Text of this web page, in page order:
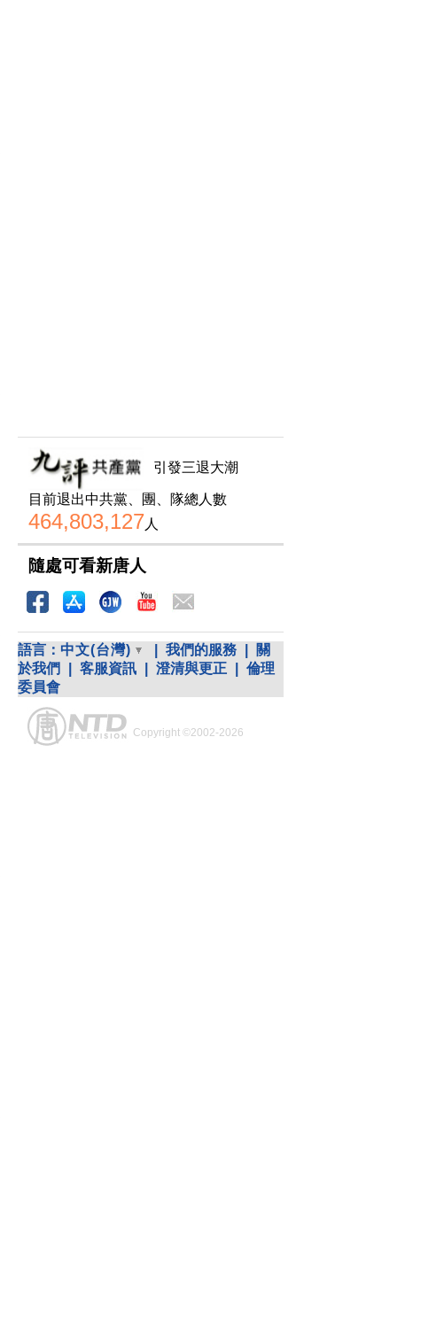
引發三退大潮
目前退出中共黨、團、隊總人數
464,803,127人
隨處可看新唐人
語言： 中文(台灣) 我們的服務
關
於我們
客服資訊 澄清與更正
倫理
委員會
Copyright ©2002-2026